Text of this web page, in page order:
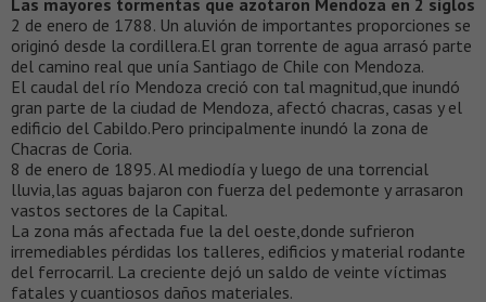
Las mayores tormentas que azotaron Mendoza en 2 siglos
2 de enero de 1788. Un aluvión de importantes proporciones se
originó desde la cordillera.El gran torrente de agua arrasó parte
del camino real que unía Santiago de Chile con Mendoza.
El caudal del río Mendoza creció con tal magnitud,que inundó
gran parte de la ciudad de Mendoza, afectó chacras, casas y el
edificio del Cabildo.Pero principalmente inundó la zona de
Chacras de Coria.
8 de enero de 1895. Al mediodía y luego de una torrencial
lluvia,las aguas bajaron con fuerza del pedemonte y arrasaron
vastos sectores de la Capital.
La zona más afectada fue la del oeste,donde sufrieron
irremediables pérdidas los talleres, edificios y material rodante
del ferrocarril. La creciente dejó un saldo de veinte víctimas
fatales y cuantiosos daños materiales.